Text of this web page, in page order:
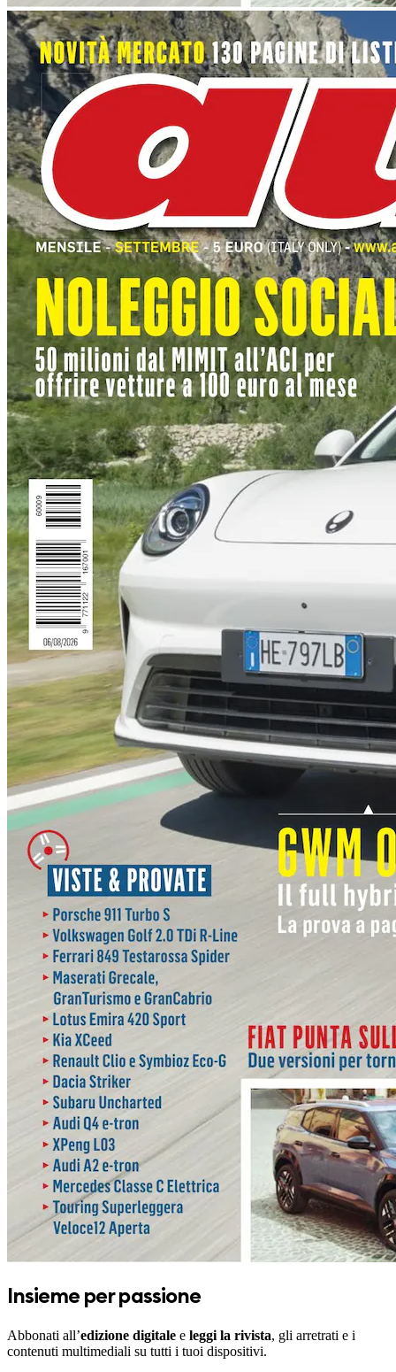
Insieme per passione
Abbonati all’edizione digitale e leggi la rivista, gli arretrati e i
contenuti multimediali su tutti i tuoi dispositivi.